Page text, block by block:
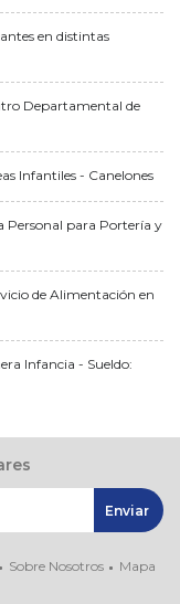
en distintas
Departamental de
Infantiles - Canelones
Personal para Portería y
de Alimentación en
Infancia - Sueldo:
Sobre Nosotros
Mapa